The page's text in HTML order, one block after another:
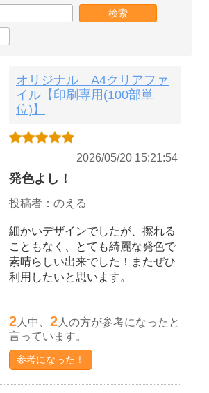
検索
オリジナル A4クリアファ
イル【印刷専用(100部単
位)】
2026/05/20 15:21:54
発色よし！
投稿者：のえる
細かいデザインでしたが、擦れる
こともなく、とても綺麗な発色で
素晴らしい出来でした！またぜひ
利用したいと思います。
2 人中、 2 人の方が参考になったと
言っています。
参考になった！